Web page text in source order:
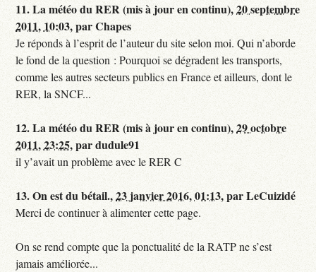
11.La météo du RER (mis à jour en continu),20 septembre
2011, 10:03,parChapes
Je réponds à l’esprit de l’auteur du site selon moi. Qui n’aborde
le fond de la question : Pourquoi se dégradent les transports,
comme les autres secteurs publics en France et ailleurs, dont le
RER, la SNCF...
12.La météo du RER (mis à jour en continu),29 octobre
2011, 23:25,pardudule91
il y’avait un problème avec le RER C
13.On est du bétail.,23 janvier 2016, 01:13,parLeCuizidé
Merci de continuer à alimenter cette page.
On se rend compte que la ponctualité de la RATP ne s’est
jamais améliorée...